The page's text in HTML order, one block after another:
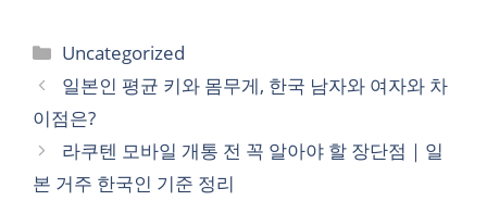
카
테
고
리
Uncategorized
일본인 평균 키와 몸무게, 한국 남자와 여자와 차
이점은?
라쿠텐 모바일 개통 전 꼭 알아야 할 장단점｜일
본 거주 한국인 기준 정리